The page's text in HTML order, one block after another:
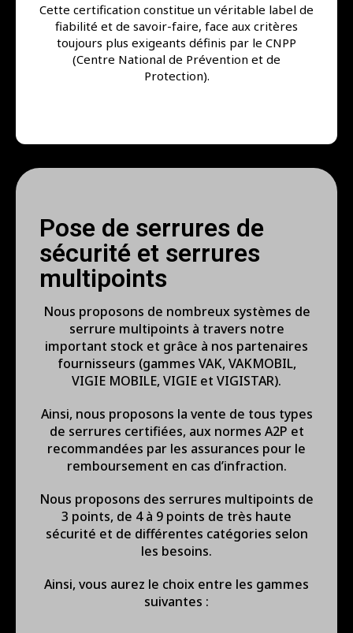
Cette certification constitue un véritable label de
fiabilité et de savoir-faire, face aux critères
toujours plus exigeants définis par le CNPP
(Centre National de Prévention et de
Protection).
Pose de serrures de
sécurité et serrures
multipoints
Nous proposons de nombreux systèmes de
serrure multipoints à travers notre
important stock et grâce à nos partenaires
fournisseurs (gammes VAK, VAKMOBIL,
VIGIE MOBILE, VIGIE et VIGISTAR).
Ainsi, nous proposons la vente de tous types
de serrures certifiées, aux normes A2P et
recommandées par les assurances pour le
remboursement en cas d’infraction.
Nous proposons des serrures multipoints de
3 points, de 4 à 9 points de très haute
sécurité et de différentes catégories selon
les besoins.
Ainsi, vous aurez le choix entre les gammes
suivantes :